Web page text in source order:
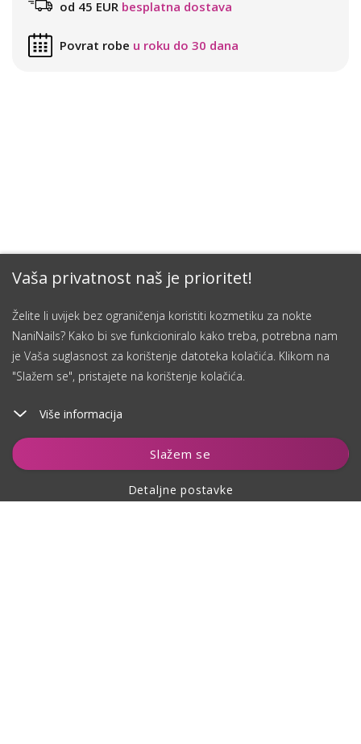
Vaša privatnost naš je prioritet!
Želite li uvijek bez ograničenja koristiti kozmetiku za nokte
NaniNails? Kako bi sve funkcioniralo kako treba, potrebna nam
je Vaša suglasnost za korištenje datoteka kolačića. Klikom na
"Slažem se", pristajete na korištenje kolačića.
Više informacija
Slažem se
Detaljne postavke
Dodaj u košaricu
od 45 EUR besplatna dostava
Povrat robe u roku do 30 dana